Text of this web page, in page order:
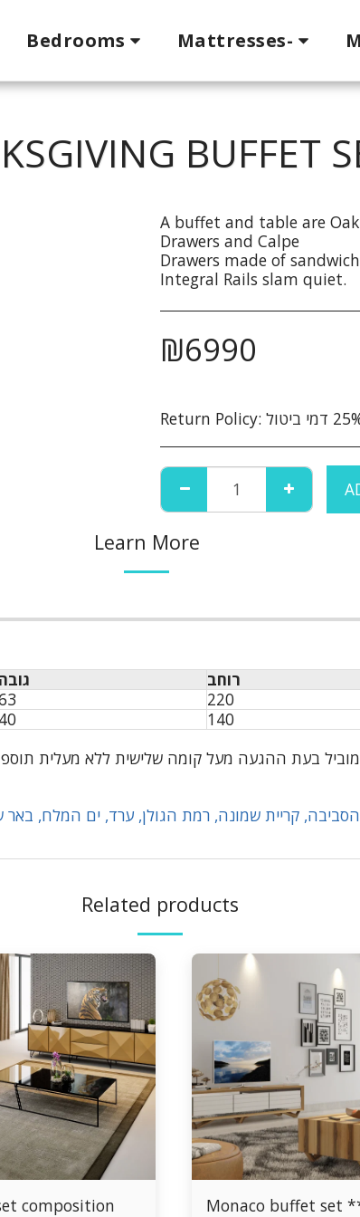
Bedrooms Mattresses-
BUFFET
A buffet and table are
Drawers and Calpe
Drawers made of
Integral Rails slam quiet.
₪6990
Return Policy:
Learn More
גובה
רוחב
220
40 140
קומה שלישית ללא מעלית תוספת של 50 ש"ח לקומה במידה וצריך מנוף ישולם
קריית שמונה, רמת הגולן, ערד, ים המלח,
Related products
composition Monaco buffet set